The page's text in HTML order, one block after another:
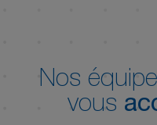
Nos
vous